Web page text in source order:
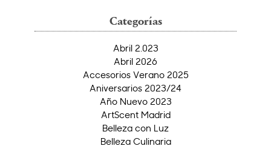
Categorías
Abril 2.023
Abril 2026
Accesorios Verano 2025
Aniversarios 2023/24
Año Nuevo 2023
ArtScent Madrid
Belleza con Luz
Belleza Culinaria